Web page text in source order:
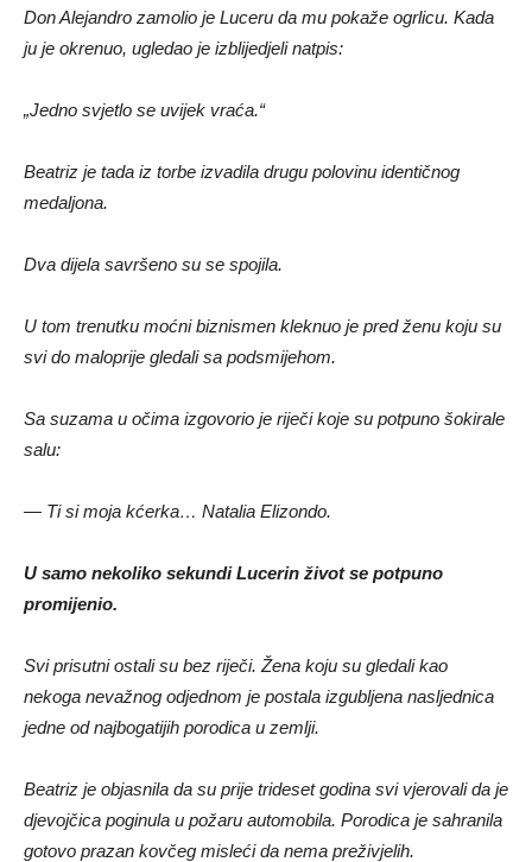
Don Alejandro zamolio je Luceru da mu pokaže ogrlicu. Kada
ju je okrenuo, ugledao je izblijedjeli natpis:
„Jedno svjetlo se uvijek vraća.“
Beatriz je tada iz torbe izvadila drugu polovinu identičnog
medaljona.
Dva dijela savršeno su se spojila.
U tom trenutku moćni biznismen kleknuo je pred ženu koju su
svi do maloprije gledali sa podsmijehom.
Sa suzama u očima izgovorio je riječi koje su potpuno šokirale
salu:
— Ti si moja kćerka… Natalia Elizondo.
U samo nekoliko sekundi Lucerin život se potpuno
promijenio.
Svi prisutni ostali su bez riječi. Žena koju su gledali kao
nekoga nevažnog odjednom je postala izgubljena nasljednica
jedne od najbogatijih porodica u zemlji.
Beatriz je objasnila da su prije trideset godina svi vjerovali da je
djevojčica poginula u požaru automobila. Porodica je sahranila
gotovo prazan kovčeg misleći da nema preživjelih.